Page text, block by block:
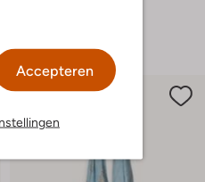
Accepteren